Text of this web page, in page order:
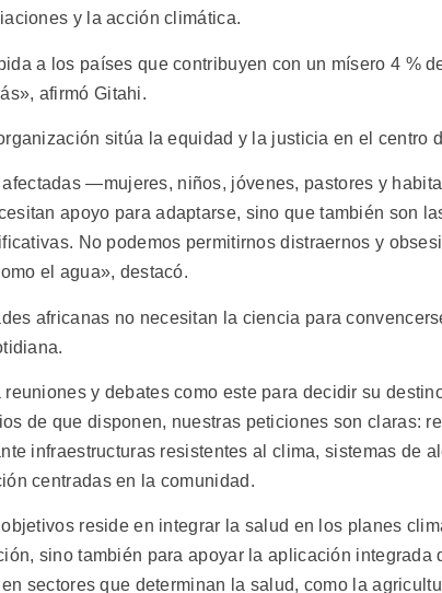
y la acción climática.
a los países que contribuyen con un mísero 4 %
afirmó Gitahi.
sitúa la equidad y la justicia en el centro
—mujeres, niños, jóvenes, pastores y
apoyo para adaptarse, sino que también son
No podemos permitirnos distraernos y
el agua», destacó.
africanas no necesitan la ciencia para
y debates como este para decidir su
de que disponen, nuestras peticiones son claras:
infraestructuras resistentes al clima, sistemas de
centradas en la comunidad.
reside en integrar la salud en los planes
sino también para apoyar la aplicación integrada
sectores que determinan la salud, como la